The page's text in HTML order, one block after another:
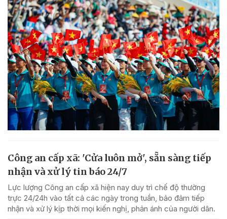
Công an cấp xã: 'Cửa luôn mở', sẵn sàng tiếp
nhận và xử lý tin báo 24/7
Lực lượng Công an cấp xã hiện nay duy trì chế độ thường
trực 24/24h vào tất cả các ngày trong tuần, bảo đảm tiếp
nhận và xử lý kịp thời mọi kiến nghị, phản ánh của người dân.